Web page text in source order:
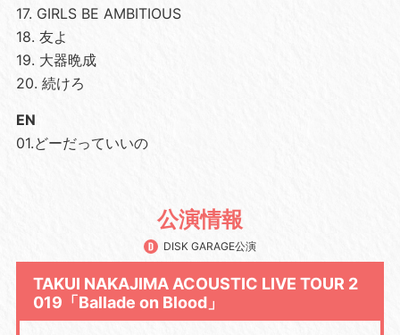
17. GIRLS BE AMBITIOUS
18. 友よ
19. 大器晩成
20. 続けろ
EN
01.どーだっていいの
公演情報
DISK GARAGE公演
TAKUI NAKAJIMA ACOUSTIC LIVE TOUR 2
019「Ballade on Blood」